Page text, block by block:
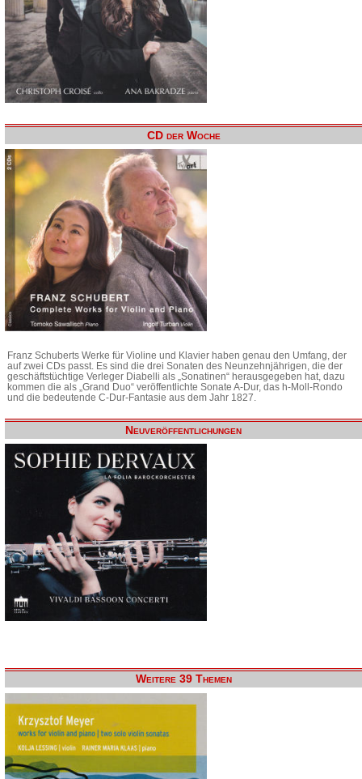
CD der Woche
Franz Schuberts Werke für Violine und Klavier haben genau den Umfang, der
auf zwei CDs passt. Es sind die drei Sonaten des Neunzehnjährigen, die der
geschäftstüchtige Verleger Diabelli als „Sonatinen“ herausgegeben hat, dazu
kommen die als „Grand Duo“ veröffentlichte Sonate A-Dur, das h-Moll-Rondo
und die bedeutende C-Dur-Fantasie aus dem Jahr 1827.
Neuveröffentlichungen
Weitere 39 Themen